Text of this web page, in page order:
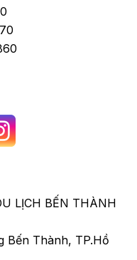
LỊCH BẾN THÀNH
Bến Thành, TP.Hồ